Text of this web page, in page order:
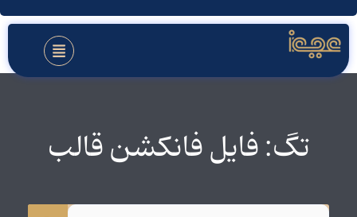
تگ: فایل فانکشن قالب